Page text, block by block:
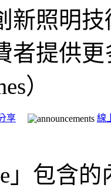
新照明
者提供
）
享 線
」包含